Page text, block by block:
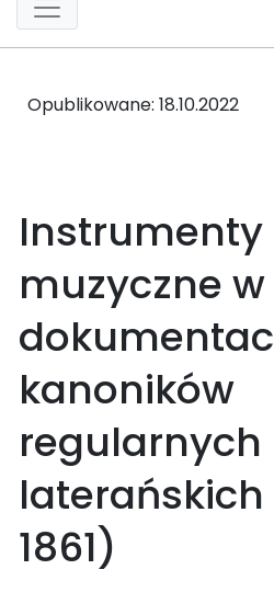
Opublikowane: 18.10.2022
Instrumenty
muzyczne w
kanoników
regularnych
laterańskich
1861)